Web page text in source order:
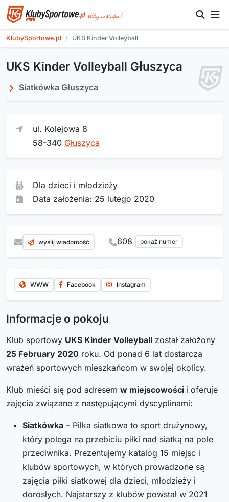
KlubySportowe.pl UKS Kinder Volleyball
UKS Kinder Volleyball Głuszyca
Siatkówka Głuszyca
ul. Kolejowa 8
58-340 Głuszyca
Dla dzieci i młodzieży
Data założenia: 25 lutego 2020
wyślij wiadomość 608 pokaż numer
WWW Facebook Instagram
Informacje o pokoju
Klub sportowy UKS Kinder Volleyball został założony
25 February 2020 roku. Od ponad 6 lat dostarcza
wrażeń sportowych mieszkańcom w swojej okolicy.
Klub mieści się pod adresem w miejscowości i oferuje
zajęcia związane z następującymi dyscyplinami:
Siatkówka – Piłka siatkowa to sport drużynowy,
który polega na przebiciu piłki nad siatką na pole
przeciwnika. Prezentujemy katalog 15 miejsc i
klubów sportowych, w których prowadzone są
zajęcia piłki siatkowej dla dzieci, młodzieży i
dorosłych. Najstarszy z klubów powstał w 2021